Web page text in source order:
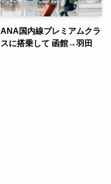
ANA国内線プレミアムクラ
スに搭乗して 函館→羽田